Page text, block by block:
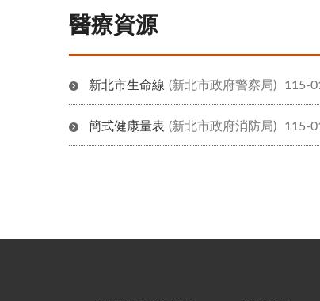
醫療資源
新北市生命線 (新北市政府警察局) 115-
簡式健康量表 (新北市政府消防局) 115-